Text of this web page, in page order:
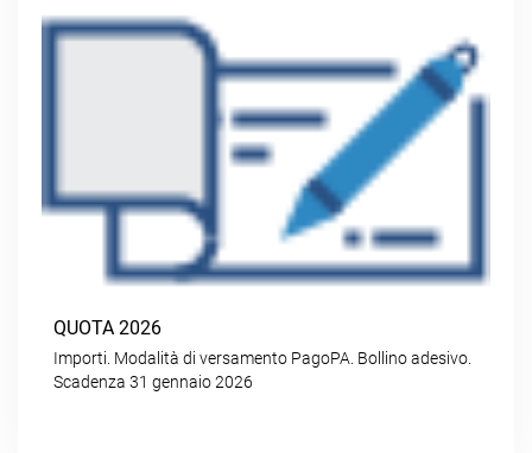
QUOTA 2026
Importi. Modalità di versamento PagoPA. Bollino adesivo.
Scadenza 31 gennaio 2026